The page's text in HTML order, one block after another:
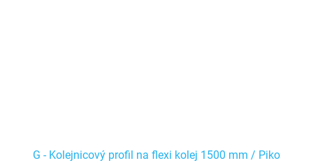
G - Kolejnicový profil na flexi kolej 1500 mm / Piko